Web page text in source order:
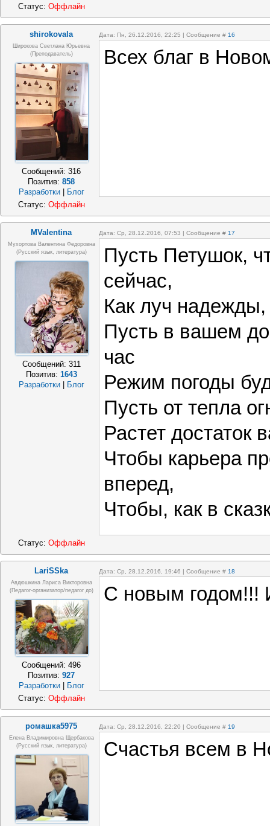
Статус: Оффлайн
shirokovala Дата: Пн, 26.12.2016, 22:25 | Сообщение # 16
Широкова Светлана Юрьевна
(преподаватель)
Сообщений:316
Позитив:858
Разработки | Блог
Всех благ в
Статус: Оффлайн
MValentina Дата: Ср, 28.12.2016, 07:53 | Сообщение # 17
Мухортова Валентина Федоровна
(русский язык, литература)
Сообщений: 311
Позитив: 1643
Разработки
Блог
Пусть Петушок,
сейчас,
Как луч надежды,
Пусть в вашем
час
Режим погоды
Пусть от тепла
Растет достаток
Чтобы карьера
вперед,
Чтобы, как в
Статус: Оффлайн
LariSSka Дата: Ср, 28.12.2016, 19:46 | Сообщение # 18
Авдюшкина Лариса Викторовна
(Педагог-организатор/педагог до)
Сообщений:496
Позитив:927
Разработки
Блог
С новым годом!!!
Статус: Оффлайн
ромашка5975 Дата: Ср, 28.12.2016, 22:20 | Сообщение # 19
Елена Владимировна Щербакова
(русский язык, литература)
Счастья всем в